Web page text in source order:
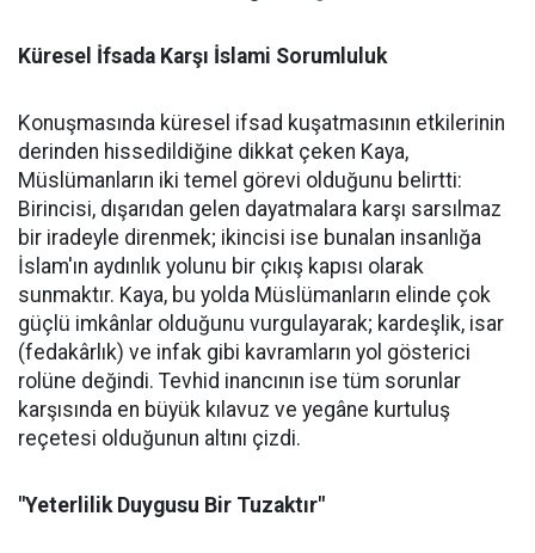
Küresel İfsada Karşı İslami Sorumluluk
Konuşmasında küresel ifsad kuşatmasının etkilerinin
derinden hissedildiğine dikkat çeken Kaya,
Müslümanların iki temel görevi olduğunu belirtti:
Birincisi, dışarıdan gelen dayatmalara karşı sarsılmaz
bir iradeyle direnmek; ikincisi ise bunalan insanlığa
İslam'ın aydınlık yolunu bir çıkış kapısı olarak
sunmaktır. Kaya, bu yolda Müslümanların elinde çok
güçlü imkânlar olduğunu vurgulayarak; kardeşlik, isar
(fedakârlık) ve infak gibi kavramların yol gösterici
rolüne değindi. Tevhid inancının ise tüm sorunlar
karşısında en büyük kılavuz ve yegâne kurtuluş
reçetesi olduğunun altını çizdi.
"Yeterlilik Duygusu Bir Tuzaktır"